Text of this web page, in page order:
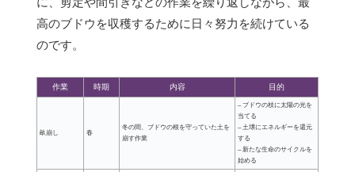
高のブドウを収穫するために日々努力を続けている
のです。
作業 時期 内容 目的
畝崩し 春
冬の間、ブドウの根を守っていた土を
崩す作業
– ブドウの枝に太陽の光を
当てる
– 土壌にエネルギーを還元
する
– 新たな生命のサイクルを
始める